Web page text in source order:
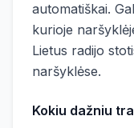
automatiškai.
kurioje
Lietus radijo
naršyklėse.
Kokiu dažniu